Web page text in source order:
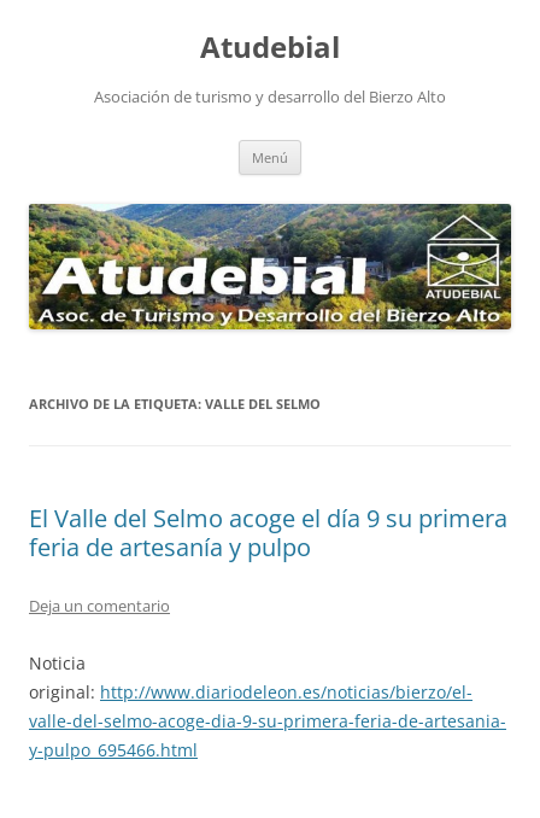
Atudebial
Asociación de turismo y desarrollo del Bierzo Alto
Menú
ARCHIVO DE LA ETIQUETA: VALLE DEL SELMO
El Valle del Selmo acoge el día 9 su primera
feria de artesanía y pulpo
Deja un comentario
Noticia
original: http://www.diariodeleon.es/noticias/bierzo/el-
valle-del-selmo-acoge-dia-9-su-primera-feria-de-artesania-
y-pulpo_695466.html